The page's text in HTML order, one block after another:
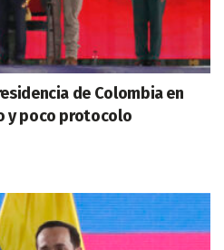
de Colombia en
y poco protocolo